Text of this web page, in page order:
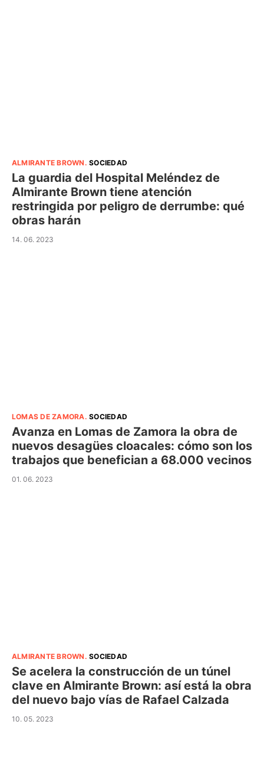
ALMIRANTE BROWN .SOCIEDAD
La guardia del Hospital Meléndez de
Almirante Brown tiene atención
restringida por peligro de derrumbe: qué
obras harán
14. 06. 2023
LOMAS DE ZAMORA.SOCIEDAD
Avanza en Lomas de Zamora la obra de
nuevos desagües cloacales: cómo son los
trabajos que benefician a 68.000 vecinos
01. 06. 2023
ALMIRANTE BROWN .SOCIEDAD
Se acelera la construcción de un túnel
clave en Almirante Brown: así está la obra
del nuevo bajo vías de Rafael Calzada
10. 05. 2023